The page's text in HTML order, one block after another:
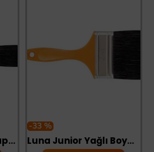
Luna Black Ahşap Saplı Yağlı Boya Fırçası No:1,5
-33 %
Luna Junior Yağlı Boya Fırçası No:4